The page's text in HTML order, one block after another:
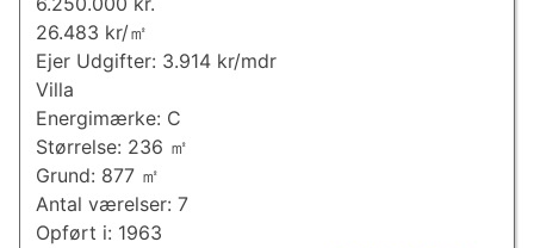
26.483 kr/㎡
Ejer Udgifter: 3.914 kr/mdr
Villa
Energimærke: C
Størrelse: 236 ㎡
Grund: 877 ㎡
Antal værelser: 7
Opført i: 1963